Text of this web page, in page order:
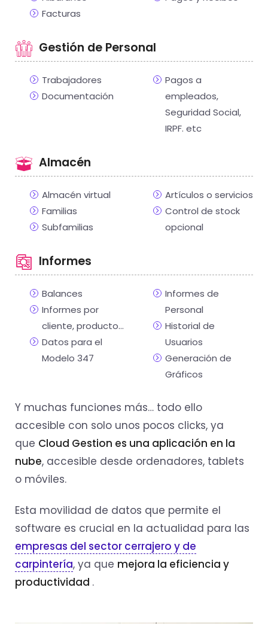
Facturas
Gestión de Personal
Trabajadores
Documentación
Pagos a
empleados,
Seguridad Social,
IRPF. etc
Almacén
Almacén virtual
Familias
Subfamilias
Artículos o servicios
Control de stock
opcional
Informes
Balances
Informes por
cliente, producto…
Datos para el
Modelo 347
Informes de
Personal
Historial de
Usuarios
Generación de
Gráficos
Y muchas funciones más… todo ello
accesible con solo unos pocos clicks, ya
que Cloud Gestion es una aplicación en la
nube, accesible desde ordenadores, tablets
o móviles.
Esta movilidad de datos que permite el
software es crucial en la actualidad para las
empresas del sector cerrajero y de
carpintería, ya que mejora la eficiencia y
productividad .